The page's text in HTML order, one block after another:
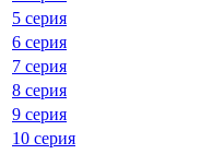
5 серия
6 серия
7 серия
8 серия
9 серия
10 серия